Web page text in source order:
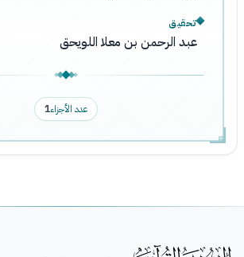
تحقيق
عبد الرحمن بن معلا اللويحق
عدد الأجزاء1